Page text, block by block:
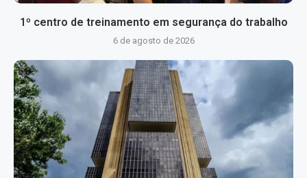
1º centro de treinamento em segurança do trabalho
6 de agosto de 2026